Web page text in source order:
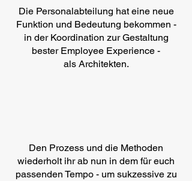
Die Personalabteilung hat eine neue
Funktion und Bedeutung bekommen -
in der Koordination zur Gestaltung
bester Employee Experience -
als Architekten.
Den Prozess und die Methoden
wiederholt ihr ab nun in dem für euch
passenden Tempo - um sukzessive zu